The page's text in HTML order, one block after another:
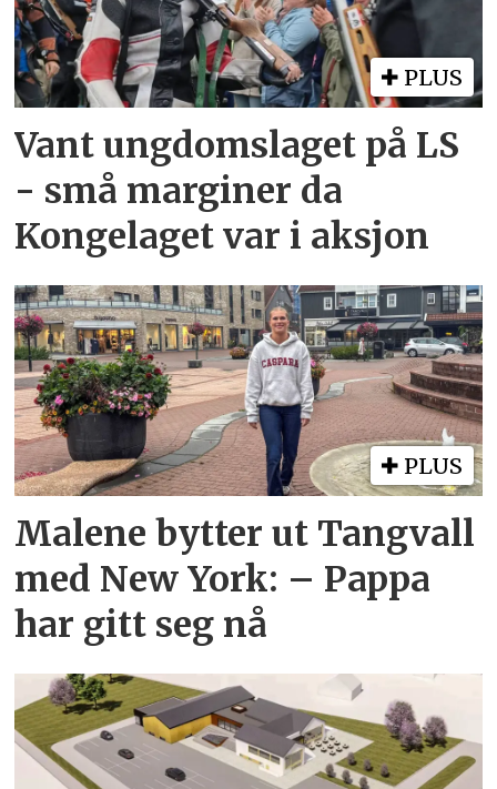
PLUS
Vant ungdomslaget på LS
- små marginer da
Kongelaget var i aksjon
PLUS
Malene bytter ut Tangvall
med New York: – Pappa
har gitt seg nå